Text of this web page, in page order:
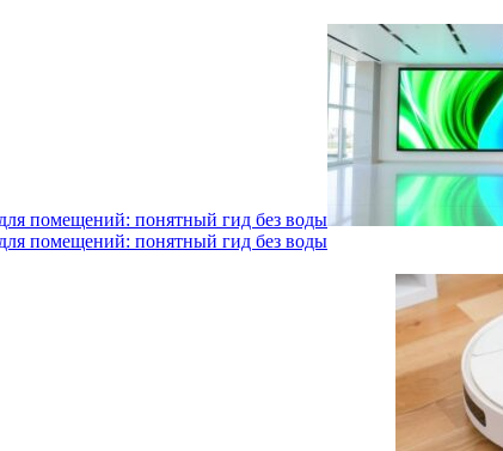
помещений: понятный гид без воды
помещений: понятный гид без воды